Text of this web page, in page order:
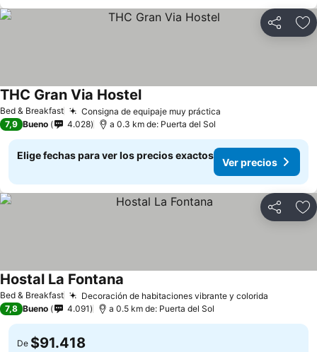
Compartir
Bed & Breakfast Consigna de equipaje muy práctica
THC Gran Via HostelVer precios
7,9 Bueno 4.028 a 0.3 km de: Puerta del Sol
Elige fechas para ver los precios exactos
Ver precios
Compartir
Bed & Breakfast Decoración de habitaciones vibrante y colorida
Hostal La Fontana
7,8 Bueno 4.091 a 0.5 km de: Puerta del Sol
De $91.418